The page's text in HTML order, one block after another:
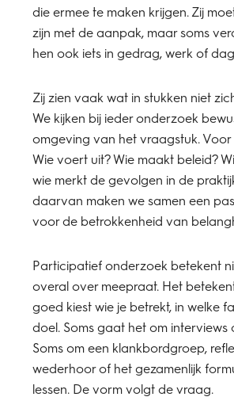
die ermee te maken krijgen. Zij
zijn met de aanpak, maar soms
hen ook iets in gedrag, werk of
Zij zien vaak wat in stukken niet
We kijken bij ieder onderzoek
omgeving van het vraagstuk. Voor
Wie voert uit? Wie maakt beleid?
wie merkt de gevolgen in de
daarvan maken we samen een
voor de betrokkenheid van
Participatief onderzoek betekent
overal over meepraat. Het
goed kiest wie je betrekt, in welke
doel. Soms gaat het om interviews
Soms om een klankbordgroep,
wederhoor of het gezamenlijk
lessen. De vorm volgt de vraag.